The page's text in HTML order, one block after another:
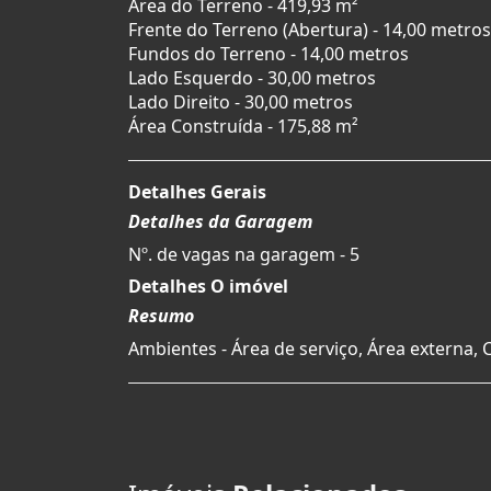
Área do Terreno - 419,93 m²
Frente do Terreno (Abertura) - 14,00 metros
Fundos do Terreno - 14,00 metros
Lado Esquerdo - 30,00 metros
Lado Direito - 30,00 metros
Área Construída - 175,88 m²
Detalhes Gerais
Detalhes da Garagem
Nº. de vagas na garagem - 5
Detalhes O imóvel
Resumo
Ambientes - Área de serviço, Área externa,